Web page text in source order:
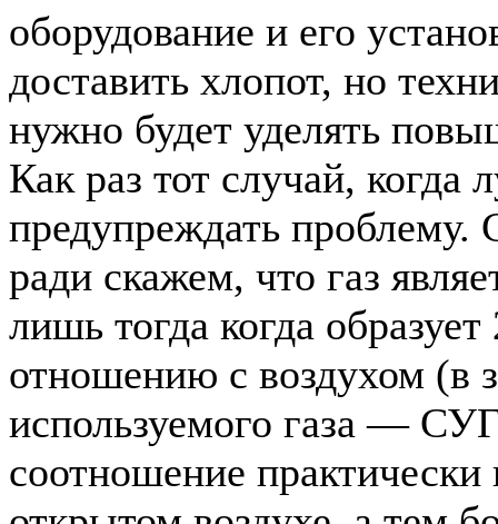
оборудование и его
доставить хлопот, но
нужно будет уделять
Как раз тот случай, когда
предупреждать проблему.
ради скажем, что газ
лишь тогда когда
отношению с воздухом (в
используемого газа —
соотношение